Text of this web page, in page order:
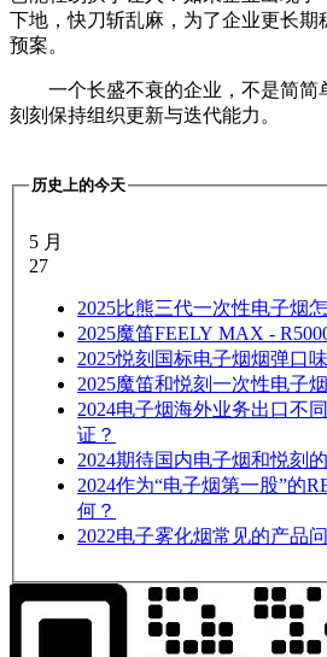
下地，快刀斩乱麻，为了企业更长期
预案。
一个长盛不衰的企业，不是简简
刻刻保持组织更新与迭代能力。
历史上的今天
5 月
27
2025比熊三代一次性电子烟
2025魔笛FEELY MAX -
2025悦刻国标电子烟烟弹口
2025魔笛和悦刻一次性电子
2024电子烟海外业务出口不
证？
2024期待国内电子烟和悦刻的
2024作为“电子烟第一股”的
何？
2022电子雾化烟常见的产品